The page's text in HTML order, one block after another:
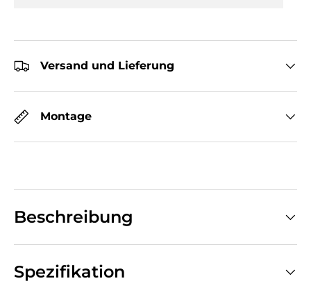
Versand und Lieferung
Montage
Beschreibung
Spezifikation